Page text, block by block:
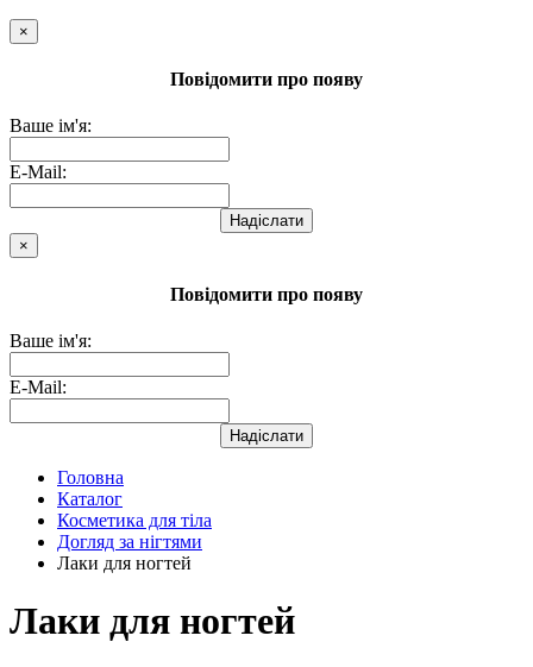
×
Повідомити про появу
Ваше ім'я:
E-Mail:
Надіслати
×
Повідомити про появу
Ваше ім'я:
E-Mail:
Надіслати
Головна
Каталог
Косметика для тіла
Догляд за нігтями
Лаки для ногтей
Лаки для ногтей